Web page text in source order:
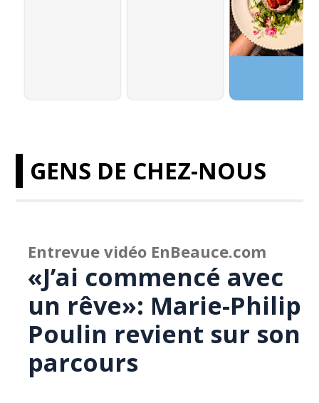
GENS DE CHEZ-NOUS
Entrevue vidéo EnBeauce.com
«J’ai commencé avec
un rêve»: Marie-Philip
Poulin revient sur son
parcours